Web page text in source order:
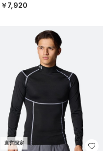
￥7,920
直営限定